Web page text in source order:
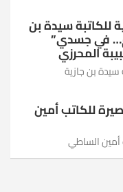
للكاتبة سيدة بن
في جسدي”
المحرزي
سيدة بن جازية
للكاتب أمين
أمين الساطي